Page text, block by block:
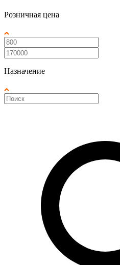
Розничная цена
Назначение